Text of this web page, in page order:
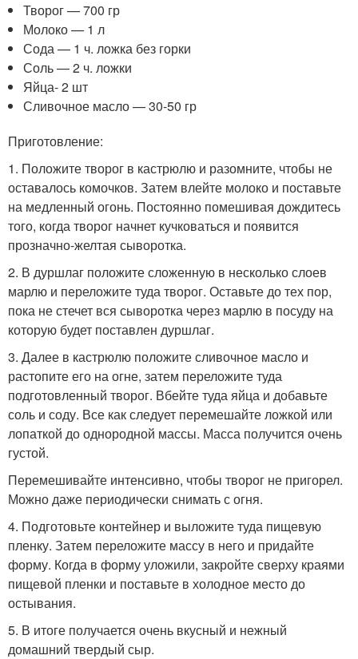
Творог — 700 гр
Молоко — 1 л
Сода — 1 ч. ложка без горки
Соль — 2 ч. ложки
Яйца- 2 шт
Сливочное масло — 30-50 гр
Приготовление:
1. Положите творог в кастрюлю и разомните, чтобы не
оставалось комочков. Затем влейте молоко и поставьте
на медленный огонь. Постоянно помешивая дождитесь
того, когда творог начнет кучковаться и появится
прозначно-желтая сыворотка.
2. В дуршлаг положите сложенную в несколько слоев
марлю и переложите туда творог. Оставьте до тех пор,
пока не стечет вся сыворотка через марлю в посуду на
которую будет поставлен дуршлаг.
3. Далее в кастрюлю положите сливочное масло и
растопите его на огне, затем переложите туда
подготовленный творог. Вбейте туда яйца и добавьте
соль и соду. Все как следует перемешайте ложкой или
лопаткой до однородной массы. Масса получится очень
густой.
Перемешивайте интенсивно, чтобы творог не пригорел.
Можно даже периодически снимать с огня.
4. Подготовьте контейнер и выложите туда пищевую
пленку. Затем переложите массу в него и придайте
форму. Когда в форму уложили, закройте сверху краями
пищевой пленки и поставьте в холодное место до
остывания.
5. В итоге получается очень вкусный и нежный
домашний твердый сыр.